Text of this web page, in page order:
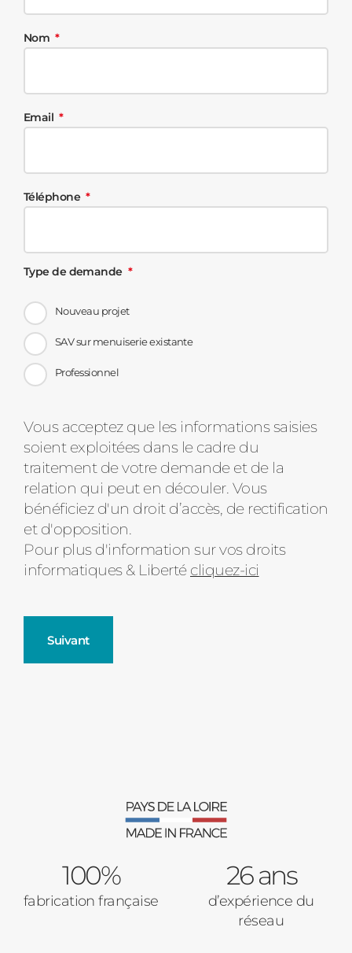
Nom
Email
Téléphone
Type de demande
Nouveau projet
SAV sur menuiserie existante
Professionnel
Message
d'état
Vous acceptez que les informations saisies
soient exploitées dans le cadre du
traitement de votre demande et de la
relation qui peut en découler. Vous
bénéficiez d'un droit d’accès, de rectification
et d'opposition.
Pour plus d'information sur vos droits
informatiques & Liberté cliquez-ici
Suivant
Verrière intérieures
Baies Vitrées
Pavillon
100%
fabrication française
26 ans
d’expérience du
réseau